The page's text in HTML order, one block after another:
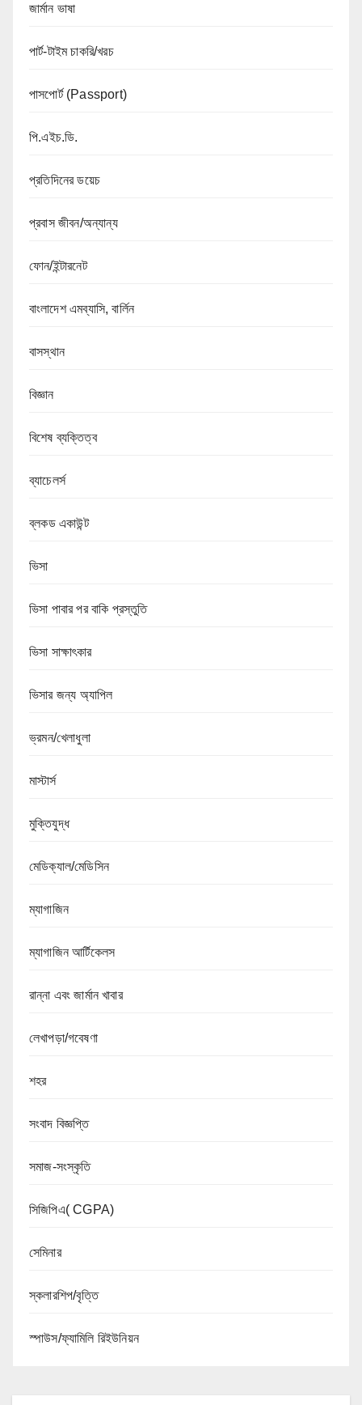
জার্মান ভাষা
পার্ট-টাইম চাকরি/খরচ
পাসপোর্ট (Passport)
পি.এইচ.ডি.
প্রতিদিনের ডয়েচ
প্রবাস জীবন/অন্যান্য
ফোন/ইন্টারনেট
বাংলাদেশ এমব্যাসি, বার্লিন
বাসস্থান
বিজ্ঞান
বিশেষ ব্যক্তিত্ব
ব্যাচেলর্স
ব্লকড একাউন্ট
ভিসা
ভিসা পাবার পর বাকি প্রস্তুতি
ভিসা সাক্ষাৎকার
ভিসার জন্য অ্যাপিল
ভ্রমন/খেলাধুলা
মাস্টার্স
মুক্তিযুদ্ধ
মেডিক্যাল/মেডিসিন
ম্যাগাজিন
ম্যাগাজিন আর্টিকেলস
রান্না এবং জার্মান খাবার
লেখাপড়া/গবেষণা
শহর
সংবাদ বিজ্ঞপ্তি
সমাজ-সংস্কৃতি
সিজিপিএ( CGPA)
সেমিনার
স্কলারশিপ/বৃত্তি
স্পাউস/ফ্যামিলি রিইউনিয়ন